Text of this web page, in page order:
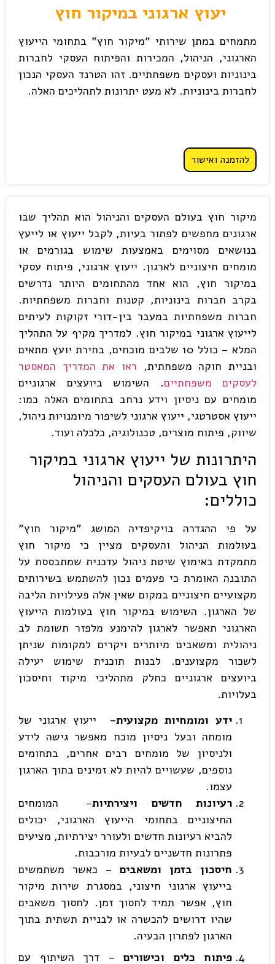
יעוץ ארגוני במיקור חוץ
מתמחים במתן שירותי "מיקור חוץ" בתחומי הייעוץ
הארגוני, הניהול, המכירות והפיתוח העסקי לחברות
בינוניות ועסקים משפחתיים. זהו הטרנד העסקי הנכון
לחברות בינוניות. לא מעט יתרונות לתהליכים האלה.
להזמנה ואישור
מיקור חוץ בעולם העסקים והניהול הוא תהליך שבו
ארגונים מחפשים לפתור בעיות, לקבל ייעוץ או לייעץ
בנושאים מסוימים באמצעות שימוש בגורמים או
מומחים חיצוניים לארגון. ייעוץ ארגוני, פיתוח עסקי
במיקור חוץ, הוא אחד מהתחומים היותר נדרשים
בקרב חברות בינוניות, קטנות וחברות משפחתיות.
חברות משפחתיות במעבר בין-דורי זקוקות לעיתים
לייעוץ ארגוני במיקור חוץ. למדריך מקיף על התהליך
המלא – כולל 10 שלבים מוכחים, בחירת יועץ מתאים
ובניית חוקה משפחתית, ראו את המדריך המאסטר
לעסקים משפחתיים. השימוש ביועצים ארגוניים
מומחים עם ניסיון וידע נרחב בתחומים האלה כמו:
ייעוץ אסטרטגי, ייעוץ ארגוני לשיפור מיומנויות ניהול,
שיווק, פיתוח מוצרים, טכנולוגיה, כלכלה ועוד.
היתרונות של ייעוץ ארגוני במיקור
חוץ בעולם העסקים והניהול
כוללים:
על פי ההגדרה בויקיפדיה המושג "מיקור חוץ"
בעולמות הניהול והעסקים מציין כי מיקור חוץ
מתמקדת באימוץ שיטת ניהול עדכנית שמתבססת על
התובנה האומרת כי פעמים נכון להשתמש בשירותים
מקצועיים חיצוניים במקום שאין אלה פעילויות הליבה
של הארגון. השימוש במיקור חוץ בעולמות הייעוץ
הארגוני תאפשר לארגון להימנע מלפזר תשומת לב
ניהולית ומשאבים מיותרים ויקרים למקומות שניתן
לשכור מקצוענים. לבנות תוכנית שימוש יעילה
ביועצים ארגוניים כחלק מתהליכי מיקוד וחיסכון
בעלויות.
ידע ומומחיות מקצועית–
ייעוץ ארגוני של
מומחה ובעל ניסיון מוכח מאפשר גישה לידע
ולניסיון של מומחים רבים אחרים, בתחומים
נוספים, שעשויים להיות לא זמינים בתוך הארגון
עצמו.
רעיונות חדשים ויצירתיות– המומחים
החיצוניים בתחומי הייעוץ הארגוני, יכולים
להביא רעיונות חדשים ולעורר יצירתיות, מציעים
פתרונות חדשניים לבעיות מורכבות.
חיסכון בזמן ומשאבים – כאשר משתמשים
בייעוץ ארגוני חיצוני, במסגרת שירות מיקור
חוץ, אפשר תמיד לחסוך זמן. לחסוך משאבים
שהיו דרושים להכשרה או לבניית תשתית בתוך
הארגון לפתרון הבעיה.
פיתוח כלים וכישורים – דרך השיתוף עם